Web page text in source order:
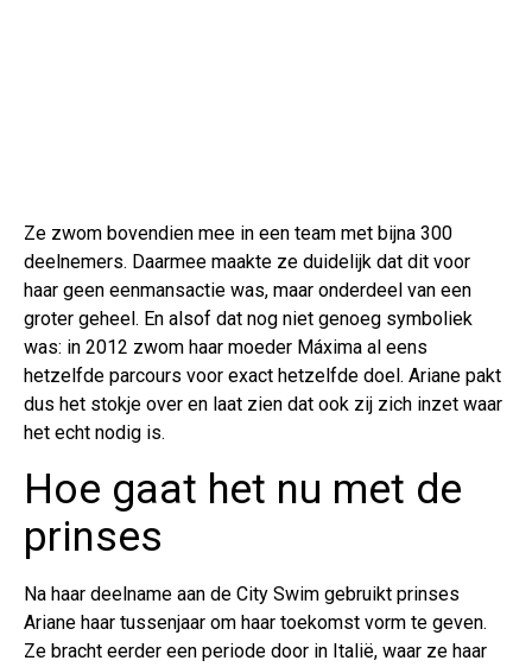
Ze zwom bovendien mee in een team met bijna 300
deelnemers. Daarmee maakte ze duidelijk dat dit voor
haar geen eenmansactie was, maar onderdeel van een
groter geheel. En alsof dat nog niet genoeg symboliek
was: in 2012 zwom haar moeder Máxima al eens
hetzelfde parcours voor exact hetzelfde doel. Ariane pakt
dus het stokje over en laat zien dat ook zij zich inzet waar
het echt nodig is.
Hoe gaat het nu met de
prinses
Na haar deelname aan de City Swim gebruikt prinses
Ariane haar tussenjaar om haar toekomst vorm te geven.
Ze bracht eerder een periode door in Italië, waar ze haar